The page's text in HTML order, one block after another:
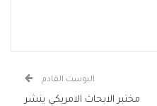
البوست القادم
مختبر الابحاث الامريكي ينشر